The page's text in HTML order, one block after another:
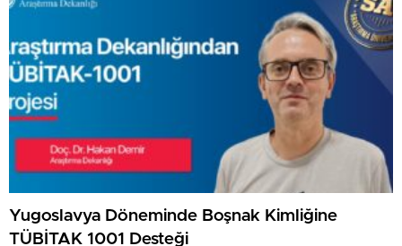
Yugoslavya Döneminde Boşnak Kimliğine
TÜBİTAK 1001 Desteği